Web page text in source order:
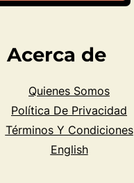
Acerca de
Quienes Somos
Política De Privacidad
Términos Y Condiciones
English